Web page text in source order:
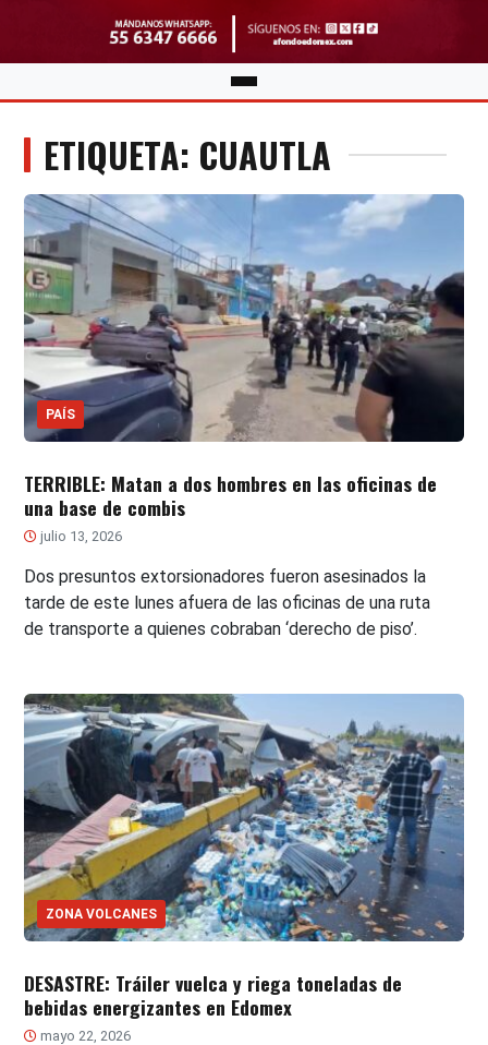
ETIQUETA: CUAUTLA
PAÍS
TERRIBLE: Matan a dos hombres en las oficinas de
una base de combis
julio 13, 2026
Dos presuntos extorsionadores fueron asesinados la
tarde de este lunes afuera de las oficinas de una ruta
de transporte a quienes cobraban ‘derecho de piso’.
ZONA VOLCANES
DESASTRE: Tráiler vuelca y riega toneladas de
bebidas energizantes en Edomex
mayo 22, 2026